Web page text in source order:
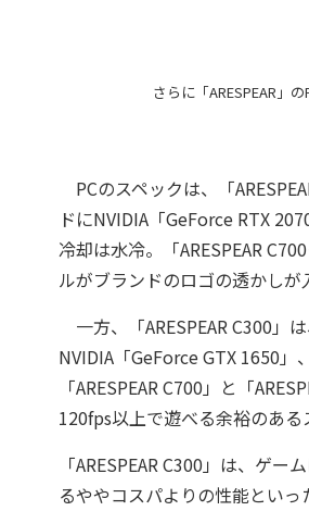
さらに「ARESPEAR」
PCのスペックは、「
ドにNVIDIA「GeForce RTX
冷却は水冷。「ARESPEAR
ルがブランドのロゴの透かしが
一方、「ARESPEAR C300」
NVIDIA「GeForce GTX 1650」
「ARESPEAR C700」と「
120fps以上で遊べる余裕のある
「ARESPEAR C300」は、ゲ
るややコスパよりの性能とい